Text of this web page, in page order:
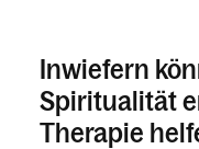
Inwiefern
Spiritualität
Therapie